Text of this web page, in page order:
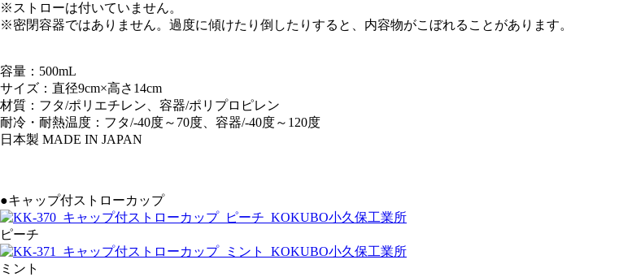
※ストローは付いていません。
※密閉容器ではありません。過度に傾けたり倒したりすると、内容物がこぼれることがあります。
容量：500mL
サイズ：直径9cm×高さ14cm
材質：フタ/ポリエチレン、容器/ポリプロピレン
耐冷・耐熱温度：フタ/-40度～70度、容器/-40度～120度
日本製 MADE IN JAPAN
●キャップ付ストローカップ
ピーチ
ミント